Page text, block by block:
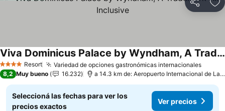
Compartir
4 EstrellasResort Variedad de opciones gastronómicas internacionales
Viva Dominicus Palace by Wyndham, A Trademark All Inclusive
8,2 Muy bueno 16.232 a 14.3 km de: Aeropuerto Internacional de La Romana
Seleccioná las fechas para ver los
precios exactos
Ver precios